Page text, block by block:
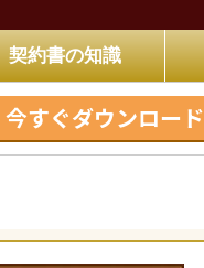
契約書の知識
今すぐダウンロード